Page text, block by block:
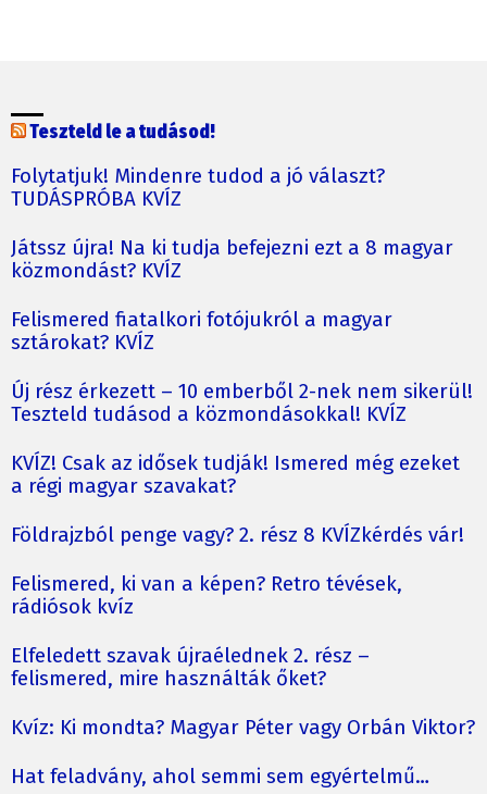
Teszteld le a tudásod!
Folytatjuk! Mindenre tudod a jó választ?
TUDÁSPRÓBA KVÍZ
Játssz újra! Na ki tudja befejezni ezt a 8 magyar
közmondást? KVÍZ
Felismered fiatalkori fotójukról a magyar
sztárokat? KVÍZ
Új rész érkezett – 10 emberből 2-nek nem sikerül!
Teszteld tudásod a közmondásokkal! KVÍZ
KVÍZ! Csak az idősek tudják! Ismered még ezeket
a régi magyar szavakat?
Földrajzból penge vagy? 2. rész 8 KVÍZkérdés vár!
Felismered, ki van a képen? Retro tévések,
rádiósok kvíz
Elfeledett szavak újraélednek 2. rész –
felismered, mire használták őket?
Kvíz: Ki mondta? Magyar Péter vagy Orbán Viktor?
Hat feladvány, ahol semmi sem egyértelmű…